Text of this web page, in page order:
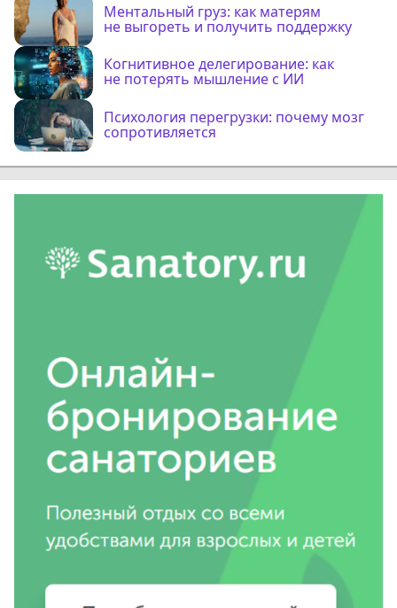
Ментальный груз: как матерям
не выгореть и получить поддержку
Когнитивное делегирование: как
не потерять мышление с ИИ
Психология перегрузки: почему мозг
сопротивляется